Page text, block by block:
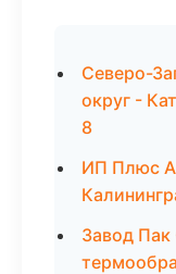
Северо-
округ -
8
ИП Плюс
Завод